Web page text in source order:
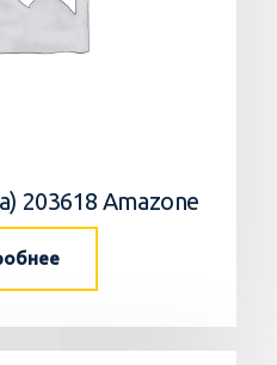
203618 Amazone